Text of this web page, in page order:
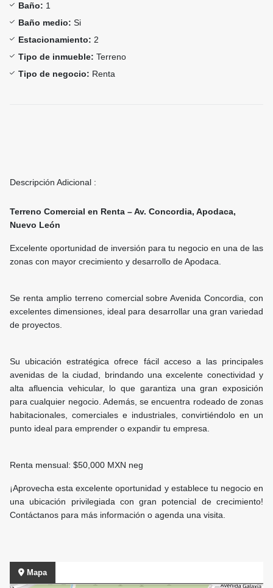
Baño: 1
Baño medio: Si
Estacionamiento: 2
Tipo de inmueble: Terreno
Tipo de negocio: Renta
Descripción Adicional :
Terreno Comercial en Renta – Av. Concordia, Apodaca,
Nuevo León
Excelente oportunidad de inversión para tu negocio en una de las
zonas con mayor crecimiento y desarrollo de Apodaca.
Se renta amplio terreno comercial sobre Avenida Concordia, con
excelentes dimensiones, ideal para desarrollar una gran variedad
de proyectos.
Su ubicación estratégica ofrece fácil acceso a las principales
avenidas de la ciudad, brindando una excelente conectividad y
alta afluencia vehicular, lo que garantiza una gran exposición
para cualquier negocio. Además, se encuentra rodeado de zonas
habitacionales, comerciales e industriales, convirtiéndolo en un
punto ideal para emprender o expandir tu empresa.
Renta mensual: $50,000 MXN neg
¡Aprovecha esta excelente oportunidad y establece tu negocio en
una ubicación privilegiada con gran potencial de crecimiento!
Contáctanos para más información o agenda una visita.
Mapa